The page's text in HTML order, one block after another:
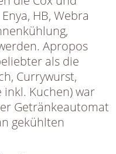
HB, Webra
Apropos
als die
Currywurst,
inkl. Kuchen) war
Getränkeautomat
gekühlten